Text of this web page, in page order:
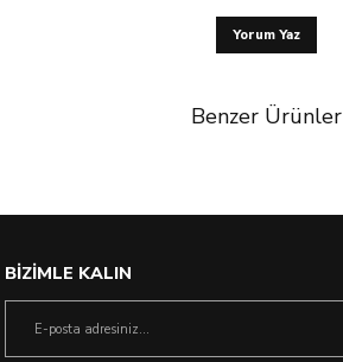
Yorum Yaz
Benzer Ürünler
BİZİMLE KALIN